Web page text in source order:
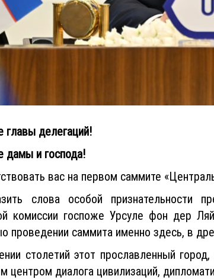
делегаций!
и господа!
вас на первом саммите
слова особой признательности
комиссии госпоже Урсуле фон дер
проведении саммита именно здесь, в
столетий этот прославленный
диалога цивилизаций,